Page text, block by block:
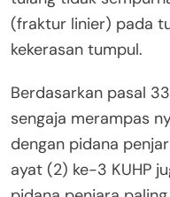
(fraktur linier) pada
kekerasan tumpul.
Berdasarkan pasal
sengaja merampas
dengan pidana
ayat (2) ke-3 KUHP